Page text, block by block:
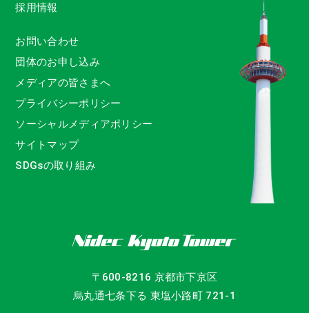
採用情報
お問い合わせ
団体のお申し込み
メディアの皆さまへ
プライバシーポリシー
ソーシャルメディアポリシー
サイトマップ
SDGsの取り組み
〒600-8216 京都市下京区
烏丸通七条下る 東塩小路町 721-1